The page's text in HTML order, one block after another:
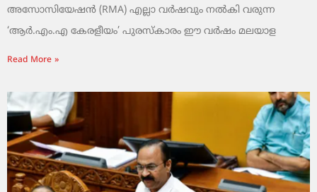
അസോസിയേഷൻ (RMA) എല്ലാ വർഷവും നൽകി വരുന്ന
‘ആർ.എം.എ കേരളീയം’ പുരസ്‌കാരം ഈ വർഷം മലയാള
Read More »